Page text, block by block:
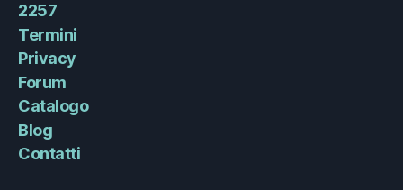
2257
Termini
Privacy
Forum
Catalogo
Blog
Contatti